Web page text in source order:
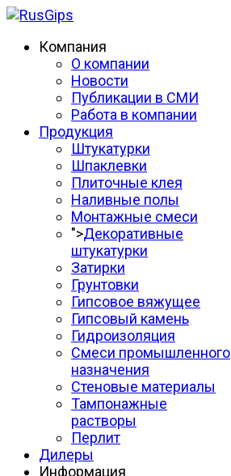
Компания
О компании
Новости
Публикации в СМИ
Работа в компании
Продукция
Штукатурки
Шпаклевки
Плиточные клея
Наливные полы
Монтажные смеси
">Декоративные
штукатурки
Затирки
Грунтовки
Гипсовое вяжущее
Гипсовый камень
Гидроизоляция
Смеси промышленного
назначения
Стеновые материалы
Тампонажные
растворы
Перлит
Дилеры
Информация